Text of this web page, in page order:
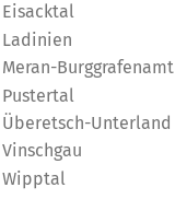
Eisacktal
Ladinien
Meran-Burggrafenamt
Pustertal
Überetsch-Unterland
Vinschgau
Wipptal